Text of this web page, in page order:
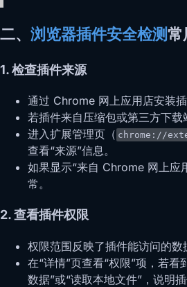
二、 浏览器插件安全检测常
1. 检查插件来源
通过 Chrome 网上应用店安装插
若插件来自压缩包或第三方下载
进入扩展管理页（ chrome://
查看“来源”信息。
如果显示“来自 Chrome 网上应
常。
2. 查看插件权限
权限范围反映了插件能访问的数
在“详情”页查看“权限”项，若看
数据”或“读取本地文件”，说明